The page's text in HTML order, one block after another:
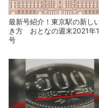
最新号紹介！東京駅の新し
き方 おとなの週末2021年
号